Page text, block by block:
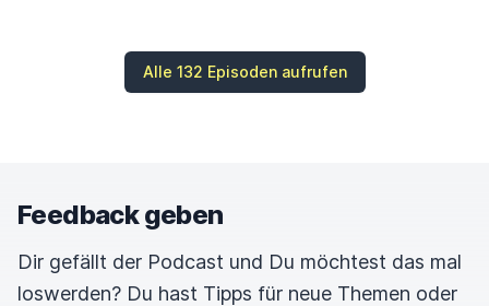
Alle 132 Episoden aufrufen
Feedback geben
Dir gefällt der Podcast und Du möchtest das mal
loswerden? Du hast Tipps für neue Themen oder